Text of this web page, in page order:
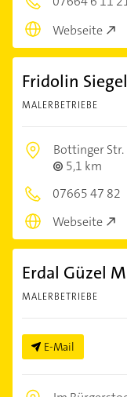
Webseite
Fridolin
MALERBETRIEBE
Bottinger Str.
5,1 km
07665 47 82
Webseite
Erdal Güzel
MALERBETRIEBE
E-Mail